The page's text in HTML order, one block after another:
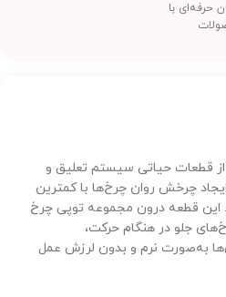
حرفه‌ای با
قطعات حیاتی سیستم تعلیق و
چرخش روان چرخ‌ها با کمترین
این قطعه درون مجموعه توپی چرخ
جلو در هنگام حرکت،
به‌صورت نرم و بدون لرزش عمل